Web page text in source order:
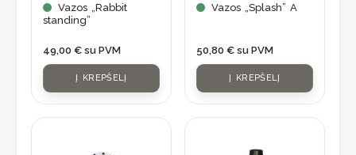
Vazos „Rabbit
standing”
49,00 € su PVM
Į KREPŠELĮ
Vazos „Splash” A
50,80 € su PVM
Į KREPŠELĮ